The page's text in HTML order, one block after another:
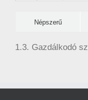
Népszerű
1.3. Gazdálkodó